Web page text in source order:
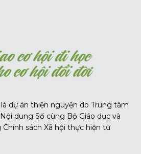
là dự án thiện nguyện do Trung tâm
dung Số cùng Bộ Giáo dục và
sách Xã hội thực hiện từ